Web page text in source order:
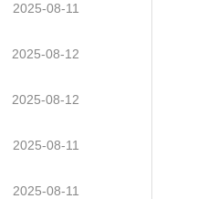
2025-08-11
2025-08-12
2025-08-12
2025-08-11
2025-08-11